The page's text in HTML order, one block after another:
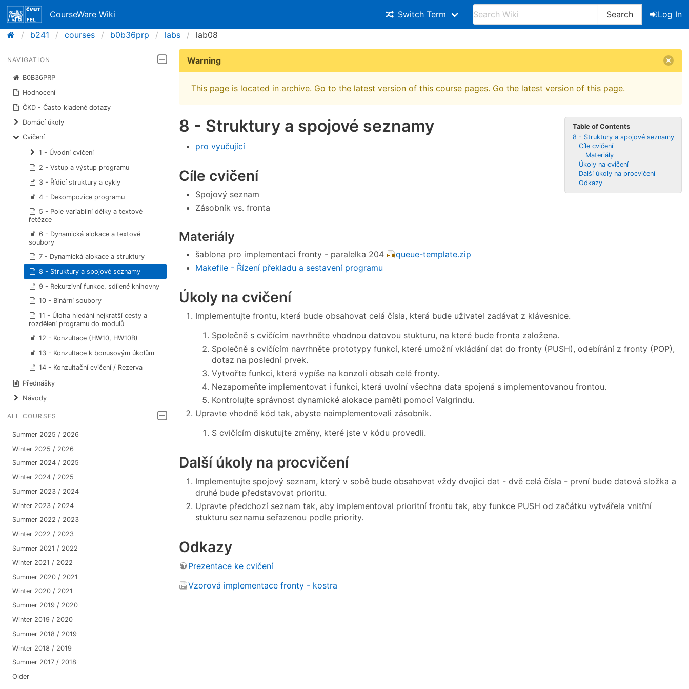
CourseWare Wiki Switch Term Search
Log In
b241
courses b0b36prp labs lab08
NAVIGATION
B0B36PRP
Hodnocení
ČKD - Často kladené dotazy
Domácí úkoly
Cvičení
1 - Úvodní cvičení
2 - Vstup a výstup programu
3 - Řídicí struktury a cykly
4 - Dekompozice programu
5 - Pole variabilní délky a textové
řetězce
6 - Dynamická alokace a textové
soubory
7 - Dynamická alokace a struktury
8 - Struktury a spojové seznamy
9 - Rekurzivní funkce, sdílené knihovny
10 - Binární soubory
11 - Úloha hledání nejkratší cesty a
rozdělení programu do modulů
12 - Konzultace (HW10, HW10B)
13 - Konzultace k bonusovým úkolům
14 - Konzultační cvičení / Rezerva
Přednášky
Návody
ALL COURSES
Summer 2025 / 2026
Winter 2025 / 2026
Summer 2024 / 2025
Winter 2024 / 2025
Summer 2023 / 2024
Winter 2023 / 2024
Summer 2022 / 2023
Winter 2022 / 2023
Summer 2021 / 2022
Winter 2021 / 2022
Summer 2020 / 2021
Winter 2020 / 2021
Summer 2019 / 2020
Winter 2019 / 2020
Summer 2018 / 2019
Winter 2018 / 2019
Summer 2017 / 2018
Older
Warning
This page is located in archive. Go to the latest version of this course pages. Go the latest version of this page.
Table of Contents
8 - Struktury a spojové seznamy
Cíle cvičení
Materiály
Úkoly na cvičení
Další úkoly na procvičení
Odkazy
8 - Struktury a spojové seznamy
pro vyučující
Cíle cvičení
Spojový seznam
Zásobník vs. fronta
Materiály
šablona pro implementaci fronty - paralelka 204
queue-template.zip
Makefile - Řízení překladu a sestavení programu
Úkoly na cvičení
Implementujte frontu, která bude obsahovat celá čísla, která bude uživatel zadávat z klávesnice.
Společně s cvičícím navrhněte vhodnou datovou stukturu, na které bude fronta založena.
Společně s cvičícím navrhněte prototypy funkcí, které umožní vkládání dat do fronty (PUSH), odebírání z fronty (POP),
dotaz na poslední prvek.
Vytvořte funkci, která vypíše na konzoli obsah celé fronty.
Nezapomeňte implementovat i funkci, která uvolní všechna data spojená s implementovanou frontou.
Kontrolujte správnost dynamické alokace paměti pomocí Valgrindu.
Upravte vhodně kód tak, abyste naimplementovali zásobník.
S cvičícím diskutujte změny, které jste v kódu provedli.
Další úkoly na procvičení
Implementujte spojový seznam, který v sobě bude obsahovat vždy dvojici dat - dvě celá čísla - první bude datová složka a
druhé bude představovat prioritu.
Upravte předchozí seznam tak, aby implementoval prioritní frontu tak, aby funkce PUSH od začátku vytvářela vnitřní
stukturu seznamu seřazenou podle priority.
Odkazy
Prezentace ke cvičení
Vzorová implementace fronty - kostra